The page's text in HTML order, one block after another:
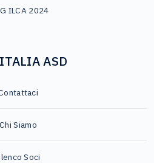
ILCA 2024
ASD
Chi Siamo
Soci